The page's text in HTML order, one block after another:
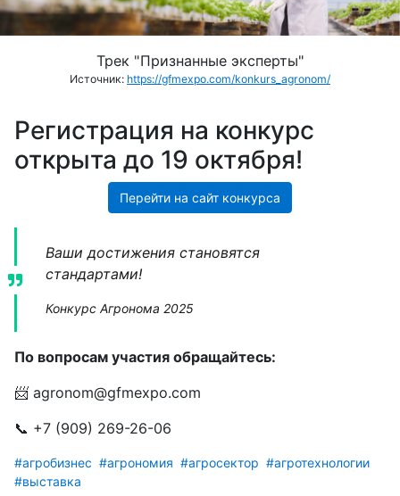
Трек "Признанные эксперты"
Источник: https://gfmexpo.com/konkurs_agronom/
Регистрация на конкурс
открыта до 19 октября!
Перейти на сайт конкурса
Ваши достижения становятся
стандартами!
Конкурс Агронома 2025
По вопросам участия обращайтесь:
📨 agronom@gfmexpo.com
📞 +7 (909) 269-26-06
#агробизнес #агрономия #агросектор #агротехнологии
#выставка